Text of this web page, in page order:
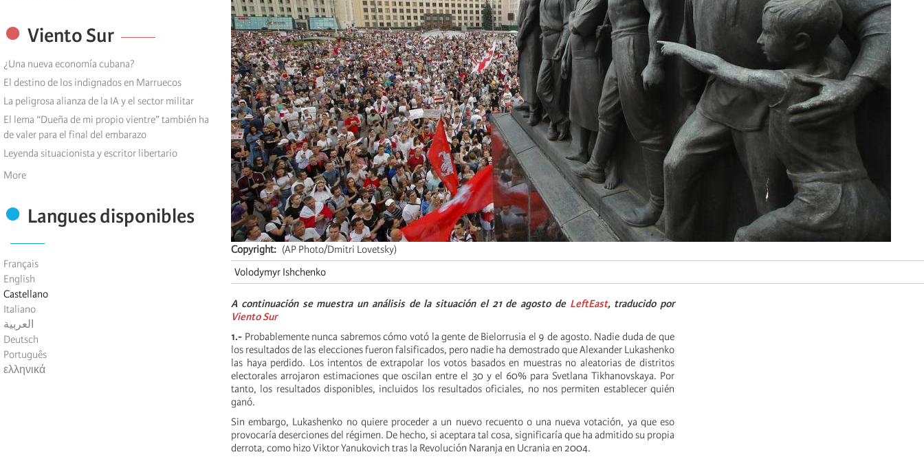
Viento Sur
¿Una nueva economía cubana?
El destino de los indignados en Marruecos
La peligrosa alianza de la IA y el sector militar
El lema “Dueña de mi propio vientre” también ha
de valer para el final del embarazo
Leyenda situacionista y escritor libertario
More
Langues disponibles
Français
English
Castellano
Italiano
العربية
Deutsch
Português
ελληνικά
Copyright
(AP Photo/Dmitri Lovetsky)
Volodymyr Ishchenko
A continuación se muestra un análisis de la situación el 21 de agosto de LeftEast, traducido por
Viento Sur
1.- Probablemente nunca sabremos cómo votó la gente de Bielorrusia el 9 de agosto. Nadie duda de que
los resultados de las elecciones fueron falsificados, pero nadie ha demostrado que Alexander Lukashenko
las haya perdido. Los intentos de extrapolar los votos basados en muestras no aleatorias de distritos
electorales arrojaron estimaciones que oscilan entre el 30 y el 60% para Svetlana Tikhanovskaya. Por
tanto, los resultados disponibles, incluidos los resultados oficiales, no nos permiten establecer quién
ganó.
Sin embargo, Lukashenko no quiere proceder a un nuevo recuento o una nueva votación, ya que eso
provocaría deserciones del régimen. De hecho, si aceptara tal cosa, significaría que ha admitido su propia
derrota, como hizo Viktor Yanukovich tras la Revolución Naranja en Ucrania en 2004.